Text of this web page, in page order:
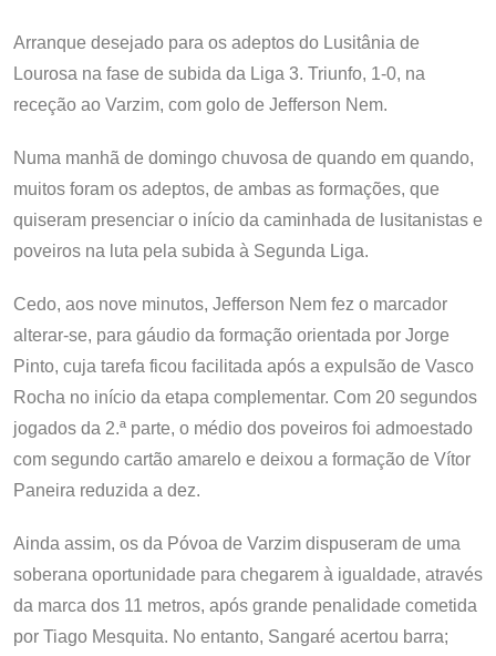
Arranque desejado para os adeptos do Lusitânia de
Lourosa na fase de subida da Liga 3. Triunfo, 1-0, na
receção ao Varzim, com golo de Jefferson Nem.
Numa manhã de domingo chuvosa de quando em quando,
muitos foram os adeptos, de ambas as formações, que
quiseram presenciar o início da caminhada de lusitanistas e
poveiros na luta pela subida à Segunda Liga.
Cedo, aos nove minutos, Jefferson Nem fez o marcador
alterar-se, para gáudio da formação orientada por Jorge
Pinto, cuja tarefa ficou facilitada após a expulsão de Vasco
Rocha no início da etapa complementar. Com 20 segundos
jogados da 2.ª parte, o médio dos poveiros foi admoestado
com segundo cartão amarelo e deixou a formação de Vítor
Paneira reduzida a dez.
Ainda assim, os da Póvoa de Varzim dispuseram de uma
soberana oportunidade para chegarem à igualdade, através
da marca dos 11 metros, após grande penalidade cometida
por Tiago Mesquita. No entanto, Sangaré acertou barra;